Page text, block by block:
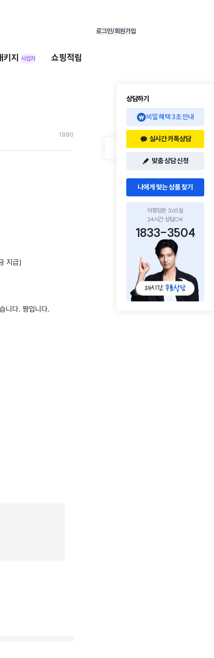
로그인/회원가입
키지 사업자 쇼핑적립
1990
지급)
니다. 짱입니다.
상담하기
비밀 혜택 3초 안내
실시간 카톡상담
맞춤 상담 신청
나에게 맞는 상품 찾기
아정당은 365일
24시간 상담OK
1833-3504